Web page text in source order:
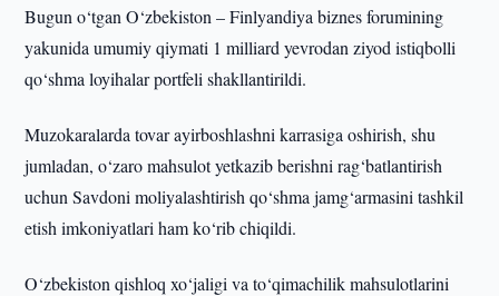
Bugun o‘tgan O‘zbekiston – Finlyandiya biznes forumining
yakunida umumiy qiymati 1 milliard yevrodan ziyod istiqbolli
qo‘shma loyihalar portfeli shakllantirildi.
Muzokaralarda tovar ayirboshlashni karrasiga oshirish, shu
jumladan, o‘zaro mahsulot yetkazib berishni rag‘batlantirish
uchun Savdoni moliyalashtirish qo‘shma jamg‘armasini tashkil
etish imkoniyatlari ham ko‘rib chiqildi.
O‘zbekiston qishloq xo‘jaligi va to‘qimachilik mahsulotlarini